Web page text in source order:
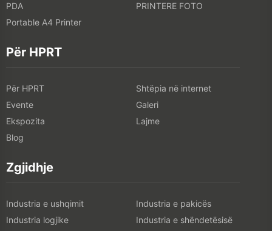
PDA
PRINTERE FOTO
Portable A4 Printer
Për HPRT
Për HPRT
Shtëpia në internet
Evente
Galeri
Ekspozita
Lajme
Blog
Zgjidhje
Industria e ushqimit
Industria e pakicës
Industria logjike
Industria e shëndetësisë